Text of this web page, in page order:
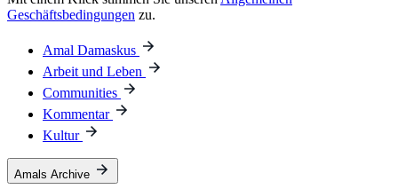
Geschäftsbedingungen zu.
Amal Damaskus
Arbeit und Leben
Communities
Kommentar
Kultur
Amals Archive